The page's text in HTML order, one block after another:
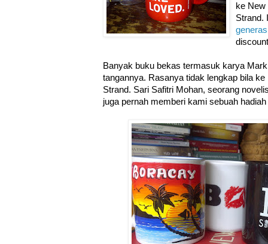
ke
Strand.
Banyak buku bekas termasuk karya
tangannya. Rasanya tidak lengkap bila
Strand. Sari Safitri Mohan, seorang
juga pernah memberi kami sebuah